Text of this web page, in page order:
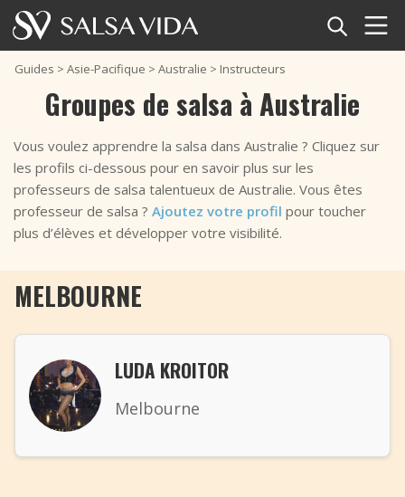
Accueil
Événements
Actualités
Articles
Vidéos
Glossaire
Boutique
TuneTempo
Ajouter un événement
Guides > Asie-Pacifique > Australie > Instructeurs
Groupes de salsa à Australie
Vous voulez apprendre la salsa dans Australie ? Cliquez sur
les profils ci-dessous pour en savoir plus sur les
professeurs de salsa talentueux de Australie. Vous êtes
professeur de salsa ? Ajoutez votre profil pour toucher
plus d’élèves et développer votre visibilité.
MELBOURNE
LUDA KROITOR
Melbourne